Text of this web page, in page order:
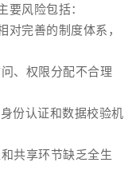
风险包括：
完善的制度体系，
、权限分配不合理
份认证和数据校验机
共享环节缺乏全生